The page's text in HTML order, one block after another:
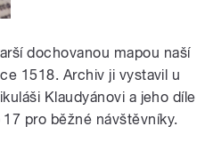
dochovanou mapou naší
1518. Archiv ji vystavil u
Klaudyánovi a jeho díle
pro běžné návštěvníky.